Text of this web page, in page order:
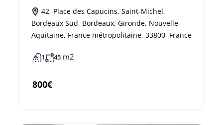
42, Place des Capucins, Saint-Michel,
Bordeaux Sud, Bordeaux, Gironde, Nouvelle-
Aquitaine, France métropolitaine, 33800, France
1 45 m2
800€